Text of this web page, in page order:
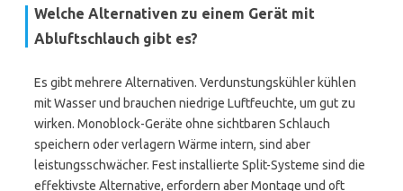
Welche Alternativen zu einem Gerät mit
Abluftschlauch gibt es?
Es gibt mehrere Alternativen. Verdunstungskühler kühlen
mit Wasser und brauchen niedrige Luftfeuchte, um gut zu
wirken. Monoblock-Geräte ohne sichtbaren Schlauch
speichern oder verlagern Wärme intern, sind aber
leistungsschwächer. Fest installierte Split-Systeme sind die
effektivste Alternative, erfordern aber Montage und oft